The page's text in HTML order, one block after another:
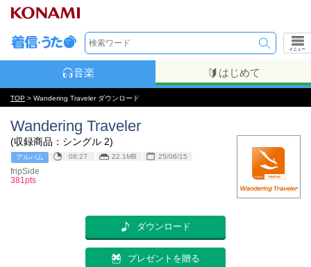
メニュー
音楽 はじめて
TOP > Wandering Traveler ダウンロード
Wandering Traveler
(収録商品：シングル 2)
アルバム 08:27 22.1MB 25/06/15
fripSide
381pts
ダウンロード
プレゼントを贈る